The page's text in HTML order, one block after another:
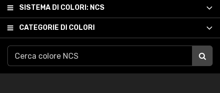
SISTEMA DI COLORI: NCS
CATEGORIE DI COLORI